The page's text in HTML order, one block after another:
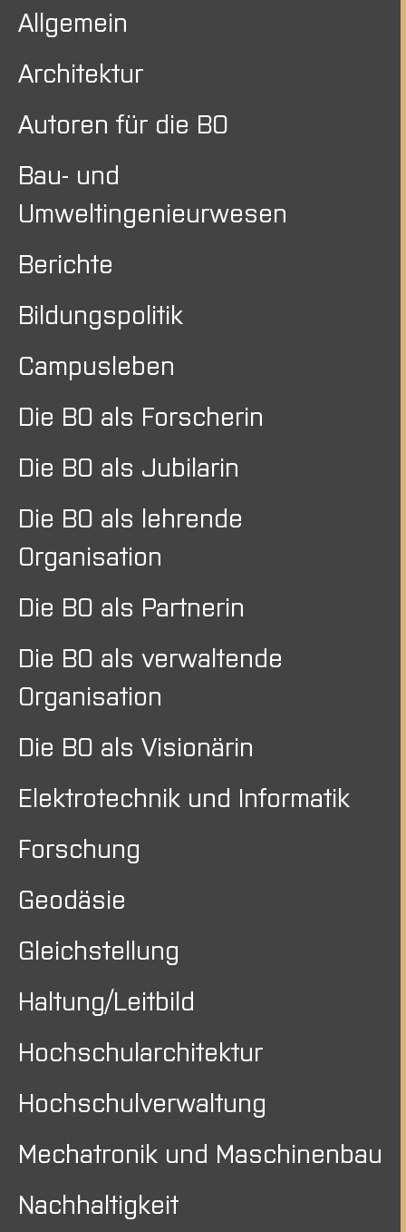
Allgemein
Architektur
Autoren für die BO
Bau- und
Umweltingenieurwesen
Berichte
Bildungspolitik
Campusleben
Die BO als Forscherin
Die BO als Jubilarin
Die BO als lehrende
Organisation
Die BO als Partnerin
Die BO als verwaltende
Organisation
Die BO als Visionärin
Elektrotechnik und Informatik
Forschung
Geodäsie
Gleichstellung
Haltung/Leitbild
Hochschularchitektur
Hochschulverwaltung
Mechatronik und Maschinenbau
Nachhaltigkeit